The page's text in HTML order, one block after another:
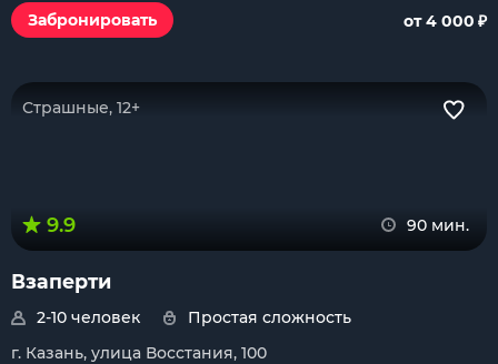
Забронировать
от 4 000 ₽
Страшные, 12+
9.9 90 мин.
Взаперти
2-10 человек
Простая сложность
г. Казань, улица Восстания, 100